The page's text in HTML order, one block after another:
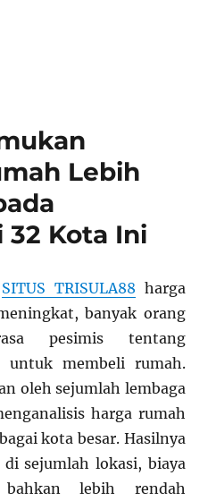
Lebih
32 Kota Ini
SITUS TRISULA88 harga
banyak orang
pesimis tentang
untuk membeli rumah.
oleh sejumlah lembaga
harga rumah
kota besar. Hasilnya
sejumlah lokasi, biaya
lebih rendah